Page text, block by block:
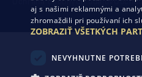
aj s našimi reklamnými a
zhromaždili pri používaní ich
ZOBRAZIŤ VŠETKÝCH
NEVYHNUTNE